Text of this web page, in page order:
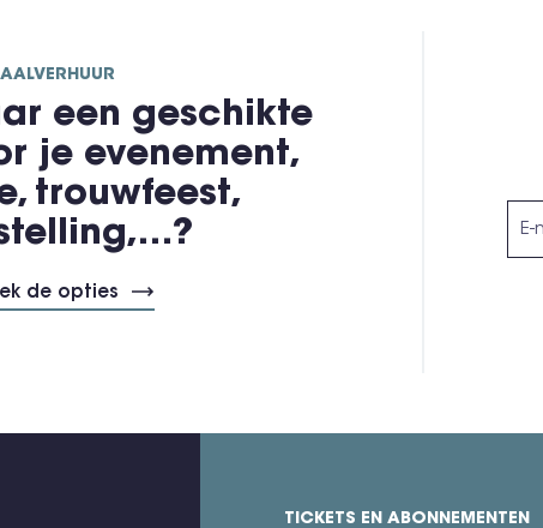
een geschikte
je evenement,
trouwfeest,
de opties
TICKETS EN ABONNEMENTEN